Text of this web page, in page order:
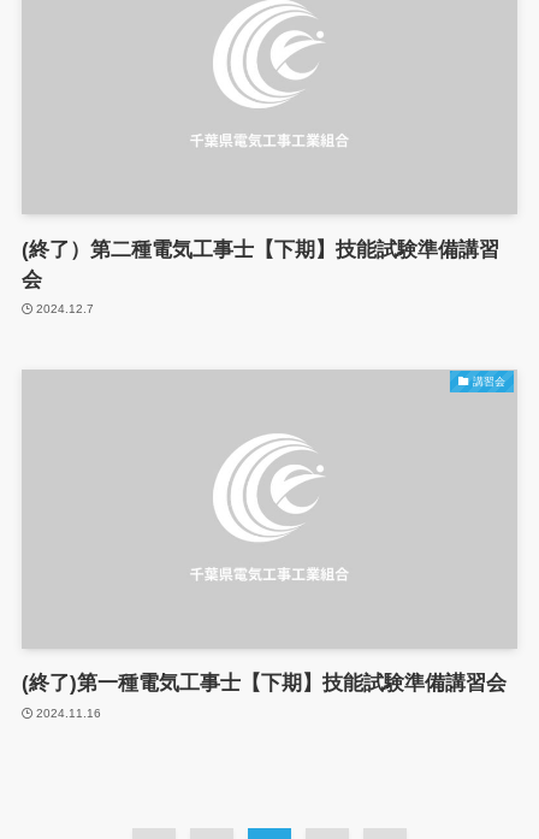
(終了）第二種電気工事士【下期】技能試験準備講習
会
2024.12.7
講習会
(終了)第一種電気工事士【下期】技能試験準備講習会
2024.11.16